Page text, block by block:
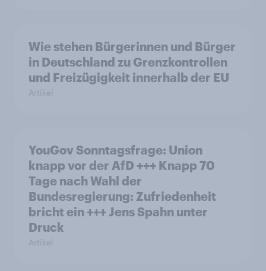
Wie stehen Bürgerinnen und Bürger
in Deutschland zu Grenzkontrollen
und Freizügigkeit innerhalb der EU
Artikel
YouGov Sonntagsfrage: Union
knapp vor der AfD +++ Knapp 70
Tage nach Wahl der
Bundesregierung: Zufriedenheit
bricht ein +++ Jens Spahn unter
Druck
Artikel